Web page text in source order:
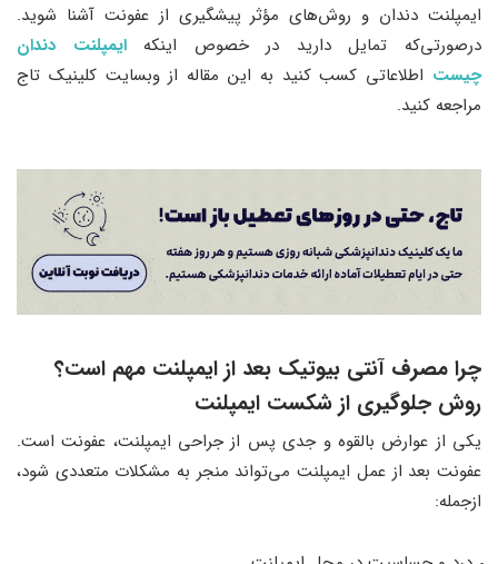
ایمپلنت دندان و روش‌های مؤثر پیشگیری از عفونت آشنا شوید.
درصورتی‌که تمایل دارید در خصوص اینکهایمپلنت دندان
چیست اطلاعاتی کسب کنید به این مقاله از وبسایت کلینیک تاج
مراجعه کنید.
چرا مصرف آنتی بیوتیک بعد از ایمپلنت مهم است؟
روش جلوگیری از شکست ایمپلنت
یکی از عوارض بالقوه و جدی پس از جراحی ایمپلنت، عفونت است.
عفونت بعد از عمل ایمپلنت می‌تواند منجر به مشکلات متعددی شود،
ازجمله: